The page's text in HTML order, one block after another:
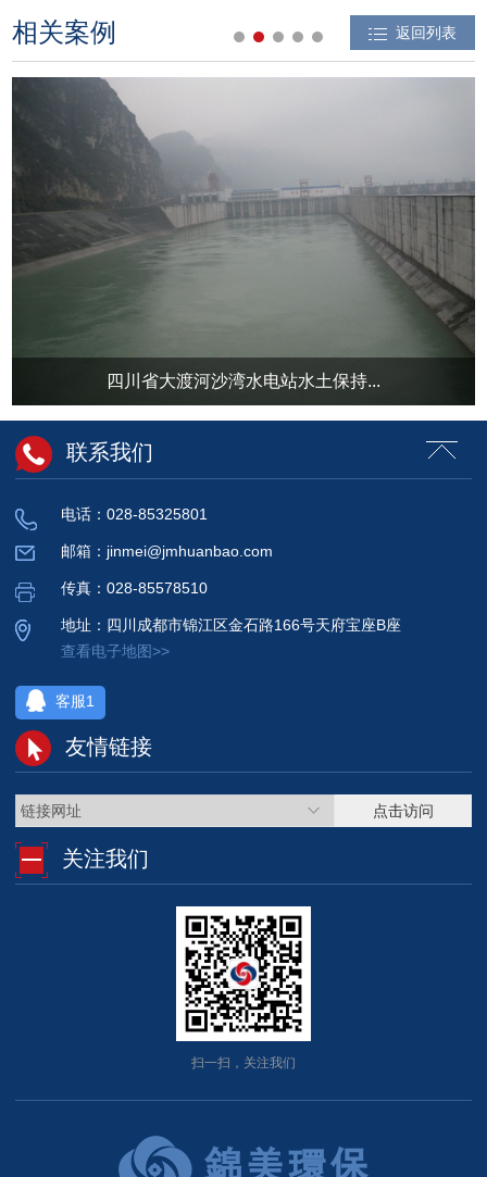
审批部门
四川省水利厅
相关案例 返回列表
四川省大渡河沙湾水电站水土保持...
联系我们
电话：028-85325801
邮箱：jinmei@jmhuanbao.com
传真：028-85578510
地址：四川成都市锦江区金石路166号天府宝座B座
查看电子地图>>
客服1
友情链接
链接网址 点击访问
关注我们
扫一扫，关注我们